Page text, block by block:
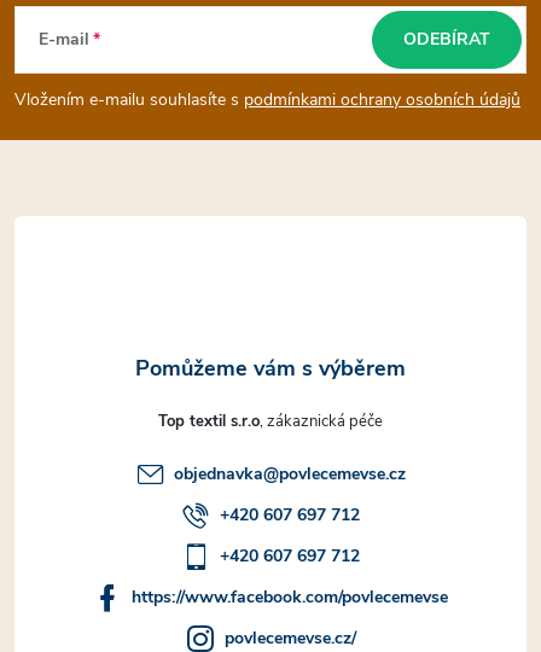
p
a
t
E-mail
Vložením e-mailu souhlasíte s podmínkami ochrany osobních údajů
ODEBÍRAT
Top textil s.r.o
objednavka@povlecemevse.cz
+420 607 697 712
+420 607 697 712
https://www.facebook.com/povlecemevse
povlecemevse.cz/